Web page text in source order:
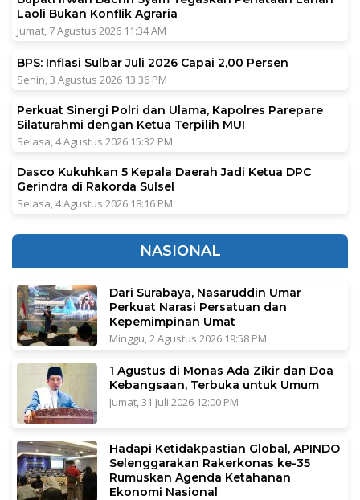
Laoli Bukan Konflik Agraria
Jumat, 7 Agustus 2026 11:34 AM
BPS: Inflasi Sulbar Juli 2026 Capai 2,00 Persen
Senin, 3 Agustus 2026 13:36 PM
Perkuat Sinergi Polri dan Ulama, Kapolres Parepare
Silaturahmi dengan Ketua Terpilih MUI
Selasa, 4 Agustus 2026 15:32 PM
Dasco Kukuhkan 5 Kepala Daerah Jadi Ketua DPC
Gerindra di Rakorda Sulsel
Selasa, 4 Agustus 2026 18:16 PM
NASIONAL
Dari Surabaya, Nasaruddin Umar
Perkuat Narasi Persatuan dan
Kepemimpinan Umat
Minggu, 2 Agustus 2026 19:58 PM
1 Agustus di Monas Ada Zikir dan Doa
Kebangsaan, Terbuka untuk Umum
Jumat, 31 Juli 2026 12:00 PM
Hadapi Ketidakpastian Global, APINDO
Selenggarakan Rakerkonas ke-35
Rumuskan Agenda Ketahanan
Ekonomi Nasional